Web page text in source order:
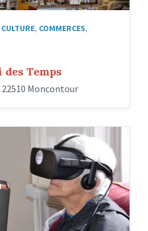
, COMMERCES,
Temps
Moncontour